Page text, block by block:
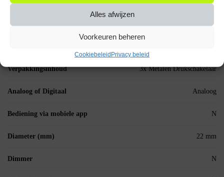
Alles afwijzen
Voorkeuren beheren
CookiebeleidPrivacy beleid
Deze drukschakelaar is geschikt voor het schakelen van 220V apparaten
of installaties en wordt geleverd als set van drie stuks.
Verpakkingsinhoud 3x Metalen Drukschakelaar
Analoog of Digitaal Analoog
Bediening via mobiele app N
Diameter (mm) 22 mm
Dimmer N